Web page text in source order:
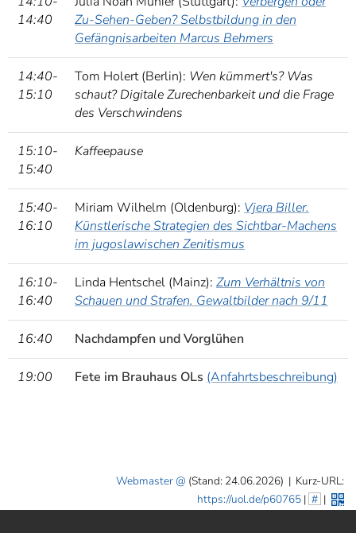
14:40
Zu-Sehen-Geben? Selbstbildung in den
Gefängnisarbeiten Marcus Behmers
14:40-
15:10
Tom Holert (Berlin): Wen kümmert's? Was
schaut? Digitale Zurechenbarkeit und die Frage
des Verschwindens
15:10-
15:40
Kaffeepause
15:40-
16:10
Miriam Wilhelm (Oldenburg): Vjera Biller.
Künstlerische Strategien des Sichtbar-Machens
im jugoslawischen Zenitismus
16:10-
16:40
Linda Hentschel (Mainz): Zum Verhältnis von
Schauen und Strafen. Gewaltbilder nach 9/11
16:40 Nachdampfen und Vorglühen
19:00 Fete im Brauhaus OLs (Anfahrtsbeschreibung)
Webmaster (Stand: 24.06.2026) | Kurz-URL:
https://uol.de/p60765| # |